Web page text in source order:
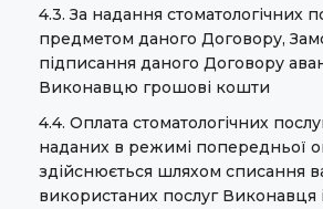
4.3. За надання стоматологічних
предметом даного Договору,
підписання даного Договору
Виконавцю грошові кошти
4.4. Оплата стоматологічних
наданих в режимі попередньої
здійснюється шляхом списання
використаних послуг Виконавця